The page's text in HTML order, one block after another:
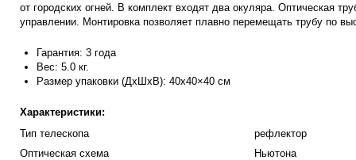
от городских огней. В комплект входят два окуляра. Оптическая
управлении. Монтировка позволяет плавно перемещать трубу по
Гарантия: 3 года
Вес: 5.0 кг.
Размер упаковки (ДхШхВ): 40x40×40 см
Характеристики:
Тип телескопа
рефлектор
Оптическая схема
Ньютона